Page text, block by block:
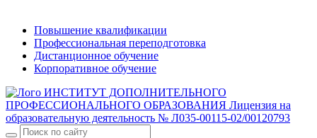
Повышение квалификации
Профессиональная переподготовка
Дистанционное обучение
Корпоративное обучение
ИНСТИТУТ ДОПОЛНИТЕЛЬНОГО
ПРОФЕССИОНАЛЬНОГО ОБРАЗОВАНИЯ Лицензия на
образовательную деятельность № Л035-00115-02/00120793